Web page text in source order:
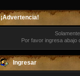
¡Advertencia!
Por favor ingresa abajo
Ingresar